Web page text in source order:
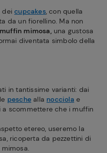
deicupcakes, con quella
da un fiorellino. Ma non
muffin mimosa,una gustosa
diventata simbolo della
in tantissime varianti: dai
pesche alla nocciola e
a scommettere che i muffin
etereo, useremo la
ricoperta da pezzettini di